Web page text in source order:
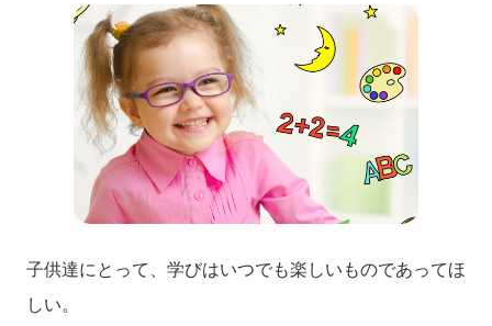
子供達にとって、学びはいつでも楽しいものであってほ
しい。